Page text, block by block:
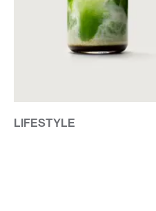
LIFESTYLE